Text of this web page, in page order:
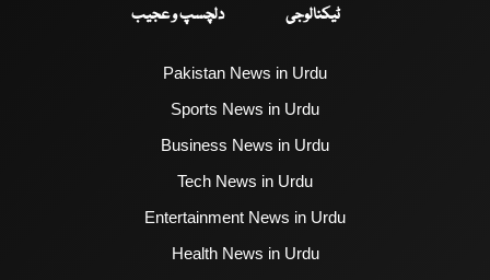
ٹیکنالوجی
دلچسپ و عجیب
Pakistan News in Urdu
Sports News in Urdu
Business News in Urdu
Tech News in Urdu
Entertainment News in Urdu
Health News in Urdu